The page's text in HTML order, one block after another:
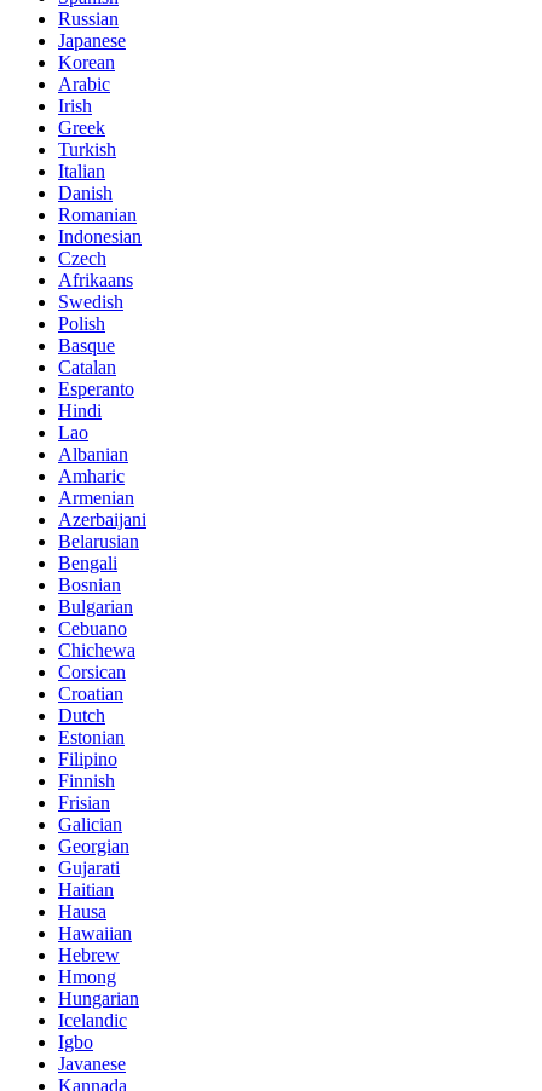
Russian
Japanese
Korean
Arabic
Irish
Greek
Turkish
Italian
Danish
Romanian
Indonesian
Czech
Afrikaans
Swedish
Polish
Basque
Catalan
Esperanto
Hindi
Lao
Albanian
Amharic
Armenian
Azerbaijani
Belarusian
Bengali
Bosnian
Bulgarian
Cebuano
Chichewa
Corsican
Croatian
Dutch
Estonian
Filipino
Finnish
Frisian
Galician
Georgian
Gujarati
Haitian
Hausa
Hawaiian
Hebrew
Hmong
Hungarian
Icelandic
Igbo
Javanese
Kannada